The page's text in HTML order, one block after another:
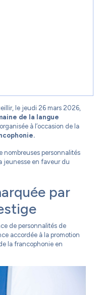
le jeudi 26 mars 2026,
de la langue
à l’occasion de la
nombreuses personnalités
jeunesse en faveur du
par
de personnalités de
accordée à la promotion
la francophonie en